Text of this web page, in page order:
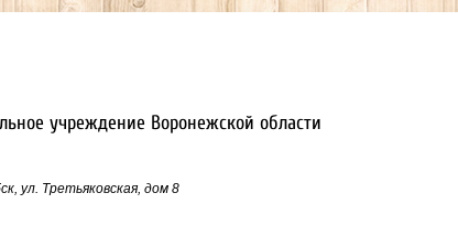
учреждение Воронежской области
ул. Третьяковская, дом 8